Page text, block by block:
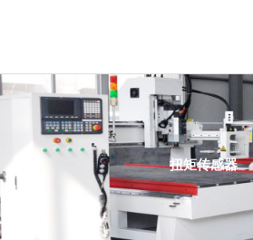
容
扭矩传感器